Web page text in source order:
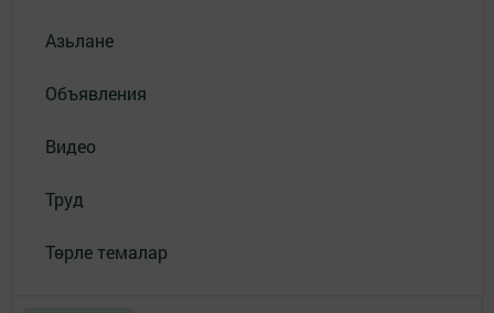
Азьлане
Объявления
Видео
Труд
Төрле темалар